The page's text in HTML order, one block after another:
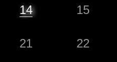
14 15
21 22